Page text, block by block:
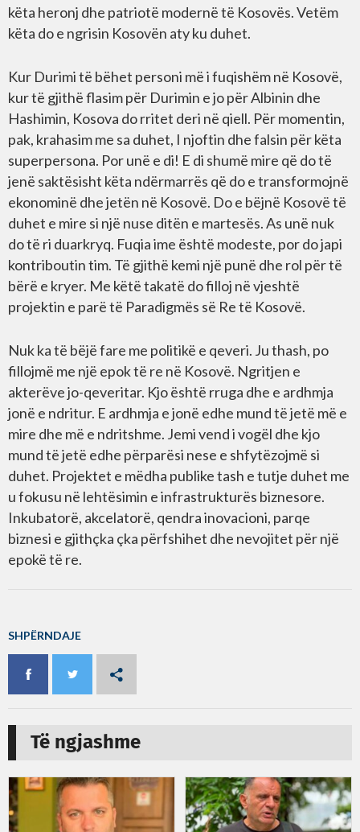
këta heronj dhe patriotë modernë të Kosovës. Vetëm
këta do e ngrisin Kosovën aty ku duhet.
Kur Durimi të bëhet personi më i fuqishëm në Kosovë,
kur të gjithë flasim për Durimin e jo për Albinin dhe
Hashimin, Kosova do rritet deri në qiell. Për momentin,
pak, krahasim me sa duhet, I njoftin dhe falsin për këta
superpersona. Por unë e di! E di shumë mire që do të
jenë saktësisht këta ndërmarrës që do e transformojnë
ekonominë dhe jetën në Kosovë. Do e bëjnë Kosovë të
duhet e mire si një nuse ditën e martesës. As unë nuk
do të ri duarkryq. Fuqia ime është modeste, por do japi
kontriboutin tim. Të gjithë kemi një punë dhe rol për të
bërë e kryer. Me këtë takatë do filloj në vjeshtë
projektin e parë të Paradigmës së Re të Kosovë.
Nuk ka të bëjë fare me politikë e qeveri. Ju thash, po
fillojmë me një epok të re në Kosovë. Ngritjen e
akterëve jo-qeveritar. Kjo është rruga dhe e ardhmja
jonë e ndritur. E ardhmja e jonë edhe mund të jetë më e
mire dhe më e ndritshme. Jemi vend i vogël dhe kjo
mund të jetë edhe përparësi nese e shfytëzojmë si
duhet. Projektet e mëdha publike tash e tutje duhet me
u fokusu në lehtësimin e infrastrukturës biznesore.
Inkubatorë, akcelatorë, qendra inovacioni, parqe
biznesi e gjithçka çka përfshihet dhe nevojitet për një
epokë të re.
SHPËRNDAJE
Të ngjashme